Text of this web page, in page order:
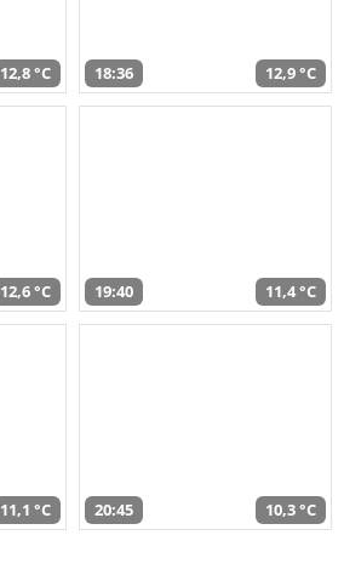
12,8 °C 18:36 12,9 °C
12,6 °C 19:40 11,4 °C
11,1 °C 20:45 10,3 °C